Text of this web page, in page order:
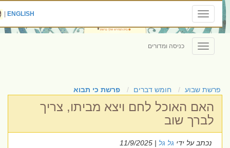
Toggle
navigation
ENGLISH
|
Toggle
navigation
כניסה ומדורים
פרשת שבוע חומש דברים פרשת כי תבוא
האם האוכל לחם ויצא מביתו, צריך
לברך שוב
נכתב על ידיגל גל | 11/9/2025